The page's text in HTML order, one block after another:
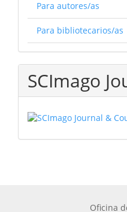
Para autores/as
Para bibliotecarios/as
SCImago
Oficina